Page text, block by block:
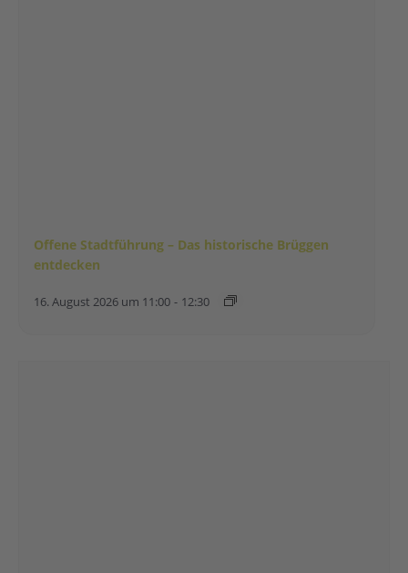
Offene Stadtführung – Das historische Brüggen
entdecken
16. August 2026 um 11:00 - 12:30